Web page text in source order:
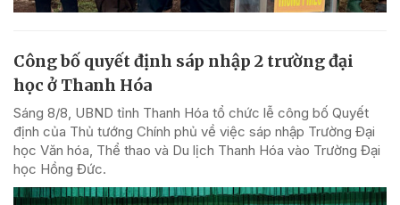
Công bố quyết định sáp nhập 2 trường đại
học ở Thanh Hóa
Sáng 8/8, UBND tỉnh Thanh Hóa tổ chức lễ công bố Quyết
định của Thủ tướng Chính phủ về việc sáp nhập Trường Đại
học Văn hóa, Thể thao và Du lịch Thanh Hóa vào Trường Đại
học Hồng Đức.